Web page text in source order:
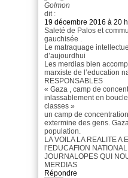
Golmon
dit :
19 décembre 2016 à 20
Saleté de Palos et
gauchisée .
Le matraquage
d’aujourdhui
Les merdias bien
marxiste de l’education
RESPONSABLES
« Gaza , camp de
inlassablement en
classes »
un camp de
extermine des gens.
population.
LA VOILA LA REALITE A
l’EDUCAFION
JOURNALOPES QUI
MERDIAS
Répondre